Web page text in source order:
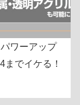
ワーアップ
でイケる！